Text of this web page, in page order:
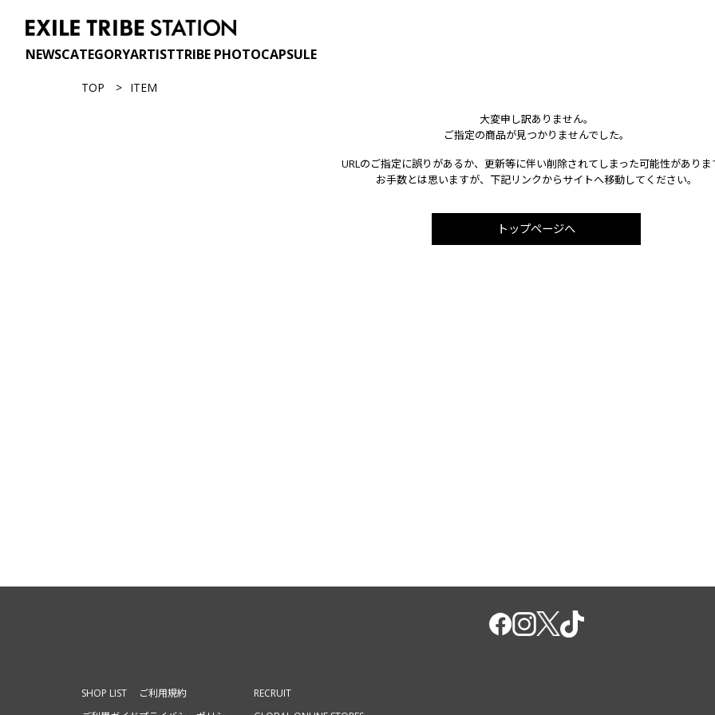
NEWSCATEGORYARTISTTRIBE PHOTOCAPSULE
TOP ITEM
大変申し訳ありません。
ご指定の商品が見つかりませんでした。
URLのご指定に誤りがあるか、更新等に伴い削除されてしまった可能性がありま
お手数とは思いますが、下記リンクからサイトへ移動してください。
トップページへ
SHOP LIST
ご利用規約
RECRUIT